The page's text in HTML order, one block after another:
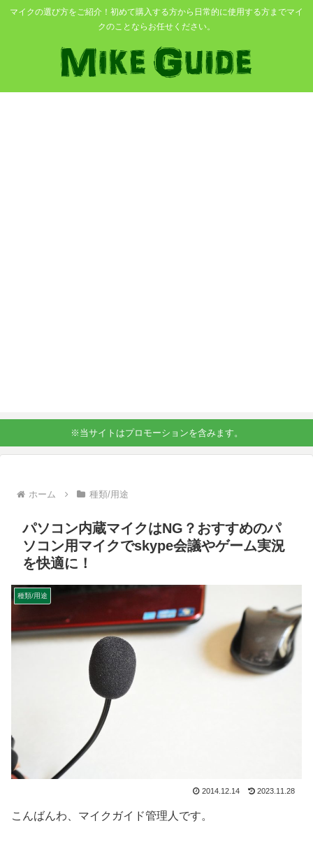
マイクの選び方をご紹介！初めて購入する方から日常的に使用する方までマイ
クのことならお任せください。
※当サイトはプロモーションを含みます。
ホーム 種類/用途
パソコン内蔵マイクはNG？おすすめのパ
ソコン用マイクでskype会議やゲーム実況
を快適に！
種類/用途
2014.12.14 2023.11.28
こんばんわ、マイクガイド管理人です。